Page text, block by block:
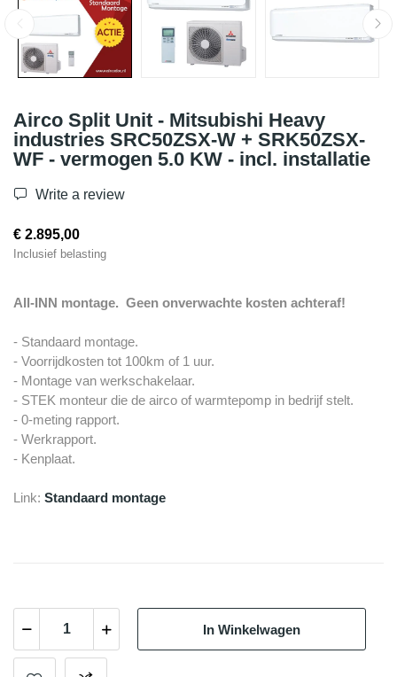
Airco Split Unit - Mitsubishi Heavy
industries SRC50ZSX-W + SRK50ZSX-
WF - vermogen 5.0 KW - incl. installatie
Write a review
€ 2.895,00
Inclusief belasting
All-INN montage. Geen onverwachte kosten achteraf!
- Standaard montage.
- Voorrijdkosten tot 100km of 1 uur.
- Montage van werkschakelaar.
- STEK monteur die de airco of warmtepomp in bedrijf stelt.
- 0-meting rapport.
- Werkrapport.
- Kenplaat.
Link: Standaard montage
In Winkelwagen